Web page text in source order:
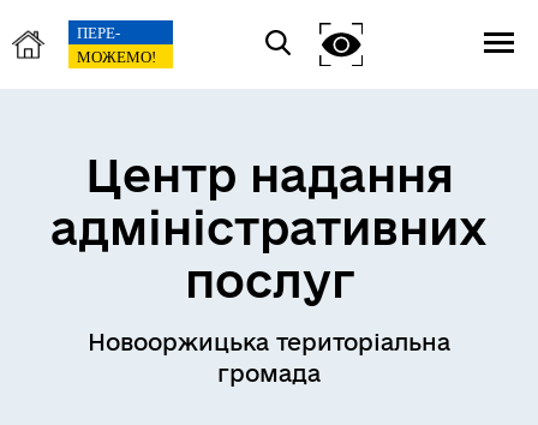
Центр надання
адміністративних
послуг
Новооржицька територіальна
громада